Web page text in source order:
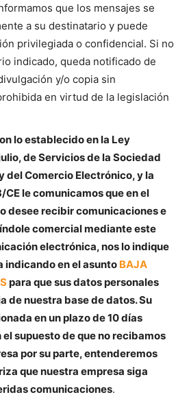
que los mensajes se
a su destinatario y puede
privilegiada o confidencial. Si no
indicado, queda notificado de
y/o copia sin
en virtud de la legislación
lo establecido en la Ley
de Servicios de la Sociedad
del Comercio Electrónico, y la
le comunicamos que en el
desee recibir comunicaciones e
comercial mediante este
electrónica, nos lo indique
indicando en el asunto BAJA
para que sus datos personales
de nuestra base de datos. Su
en un plazo de 10 días
el supuesto de que no recibamos
por su parte, entenderemos
que nuestra empresa siga
comunicaciones.